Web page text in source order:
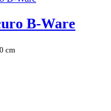
B-Ware
cm